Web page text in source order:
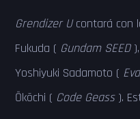
Grendizer Ucontará con
Fukuda ( Gundam SEED),
Yoshiyuki Sadamoto (
Ōkōchi ( Code Geass).